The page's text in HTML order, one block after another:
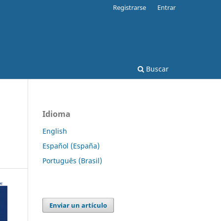
Buscar
Registrarse Entrar
Idioma
English
Español (España)
Português (Brasil)
Enviar un artículo